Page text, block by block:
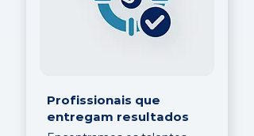
Profissionais que
entregam resultados